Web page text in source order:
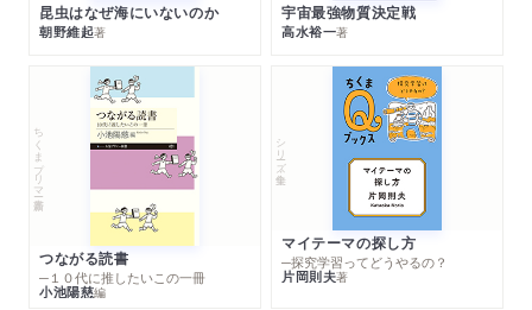
昆虫はなぜ海にいないのか
朝野維起著
宇宙最強物質決定戦
高水裕一著
ちくまプリマー新書
つながる読書
─１０代に推したいこの一冊
小池陽慈編
シリーズ・全集
マイテーマの探し方
─探究学習ってどうやるの？
片岡則夫著